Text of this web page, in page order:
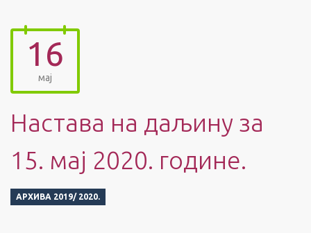
16
мај
Настава на даљину за
15. мај 2020. године.
АРХИВА 2019/ 2020.